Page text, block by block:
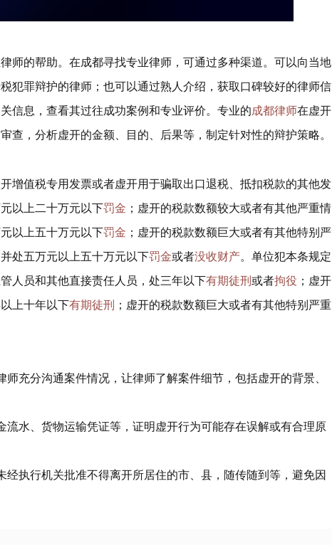
师的帮助。在成都寻找专业律师，可通过多种渠道。可以向当地
犯罪辩护的律师；也可以通过熟人介绍，获取口碑较好的律师信
信息，查看其过往成功案例和专业评价。专业的成都律师在虚开
，分析虚开的金额、目的、后果等，制定针对性的辩护策略。
增值税专用发票或者虚开用于骗取出口退税、抵扣税款的其他发
以上二十万元以下罚金 ；虚开的税款数额较大或者有其他严重情
以上五十万元以下罚金 ；虚开的税款数额巨大或者有其他特别严
并处五万元以上五十万元以下罚金或者没收财产。单位犯本条规定
人员和其他直接责任人员，处三年以下有期徒刑或者拘役 ；虚开
上十年以下有期徒刑 ；虚开的税款数额巨大或者有其他特别严重
师充分沟通案件情况，让律师了解案件细节，包括虚开的背景、
水、货物运输凭证等，证明虚开行为可能存在误解或有合理原
经执行机关批准不得离开所居住的市、县，随传随到等，避免因